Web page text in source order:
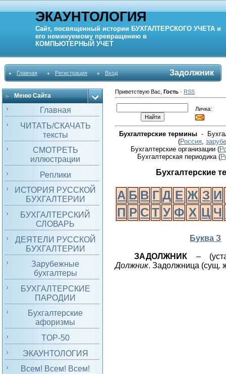
ЭКАУНТОЛОГИЯ
Сайт, посвященный истории БУХГАЛТЕРСКОГО УЧЕТА и
его неминуемому превращению в
КОМПЬЮТЕРНЫЙ УЧЕТ
Главная Регистрация Вход Задолжник
Меню Сайта
Главная
ЧИТАТЬ/СКАЧАТЬ
тексты
СМОТРЕТЬ
иллюстрации
Реплики
ИСТОРИЯ РУССКОЙ
БУХГАЛТЕРИИ
БУХГАЛТЕРСКИЙ
СЛОВАРЬ
ДЕЯТЕЛИ РУССКОЙ
БУХГАЛТЕРИИ
Зарубежные
бухгалтеры
БУХГАЛТЕРСКИЕ
ПАРОДИИ
Бухгалтерские
афоризмы
TOP-50
ЭКАУНТОЛОГИЯ
Всем! Всем! Всем!
Приветствую Вас ,Гость · RSS
Личка:
Бухгалтерские термины-
(Россия,
Бухгалтерские организации (
Бухгалтерская периодика(
Бухгалтерские
А Б В Г Д Е Ж З И
П Р С Т У Ф Х Ц Ч
Буква З
ЗАДОЛЖНИК –
Должник. Задолжница (сущ.